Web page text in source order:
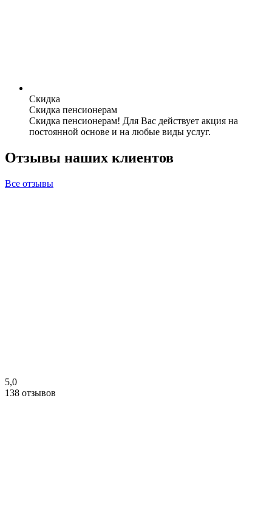
Скидка
Скидка пенсионерам
Скидка пенсионерам! Для Вас действует акция на
постоянной основе и на любые виды услуг.
Отзывы наших клиентов
Все отзывы
5,0
138 отзывов